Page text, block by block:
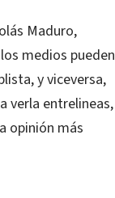
Maduro,
medios pueden
y viceversa,
verla entrelineas,
opinión más